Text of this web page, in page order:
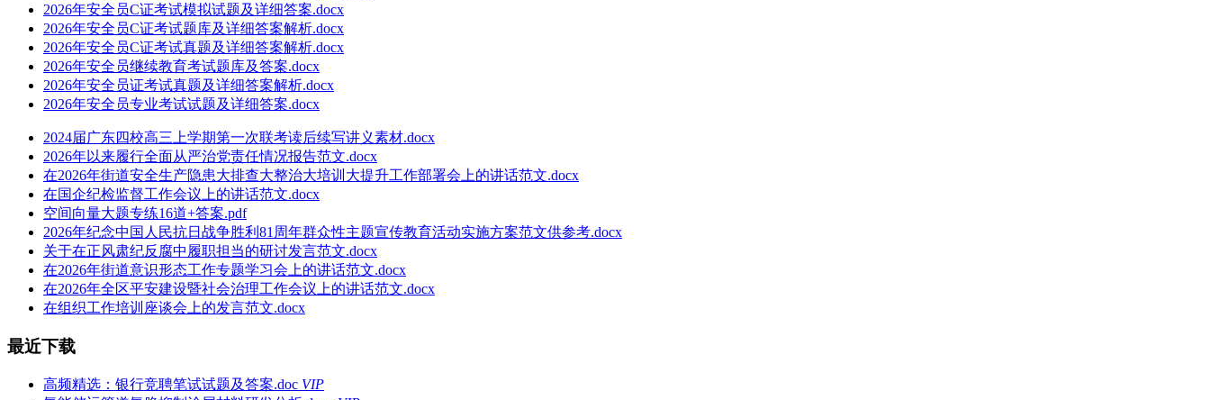
2026年安全员C证考试模拟试题及详细答案.docx
2026年安全员C证考试题库及详细答案解析.docx
2026年安全员C证考试真题及详细答案解析.docx
2026年安全员继续教育考试题库及答案.docx
2026年安全员证考试真题及详细答案解析.docx
2026年安全员专业考试试题及详细答案.docx
2024届广东四校高三上学期第一次联考读后续写讲义素材.docx
2026年以来履行全面从严治党责任情况报告范文.docx
在2026年街道安全生产隐患大排查大整治大培训大提升工作部署会上的讲话范文.docx
在国企纪检监督工作会议上的讲话范文.docx
空间向量大题专练16道+答案.pdf
2026年纪念中国人民抗日战争胜利81周年群众性主题宣传教育活动实施方案范文供参考.docx
关于在正风肃纪反腐中履职担当的研讨发言范文.docx
在2026年街道意识形态工作专题学习会上的讲话范文.docx
在2026年全区平安建设暨社会治理工作会议上的讲话范文.docx
在组织工作培训座谈会上的发言范文.docx
最近下载
高频精选：银行竞聘笔试试题及答案.doc VIP